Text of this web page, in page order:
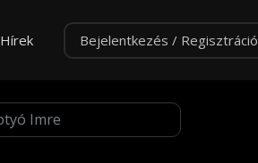
Hírek Bejelentkezés / Regisztráció